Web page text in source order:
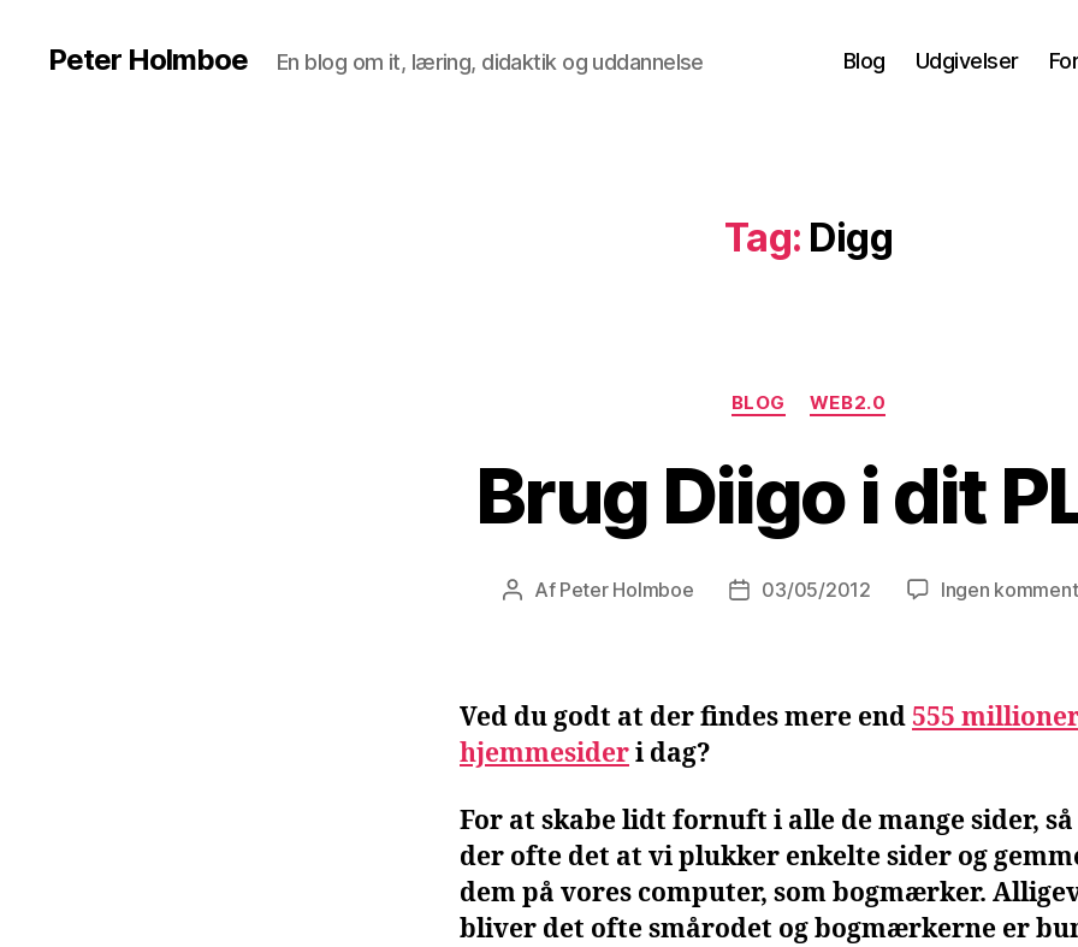
Peter Holmboe En blog om it, læring, didaktik og uddannelse Blog Udgivelser
Tag: Digg
Kategorier
BLOG WEB2.0
Brug Diigo i dit
Indlægsforfatter
Af Peter Holmboe Indlægsdato
03/05/2012 Ingen
Ved du godt at der findes mere end555
hjemmesideri dag?
For at skabe lidt fornuft i alle de mange sider,
der ofte det at vi plukker enkelte sider og
dem på vores computer, som bogmærker.
bliver det ofte smårodet og bogmærkerne er